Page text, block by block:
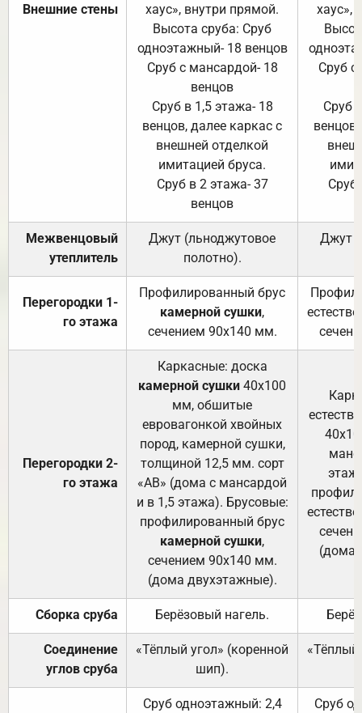
Внешние стены
хаус», внутри прямой.
Высота сруба: Сруб
одноэтажный- 18 венцов
Сруб с мансардой- 18
венцов
Сруб в 1,5 этажа- 18
венцов, далее каркас с
внешней отделкой
имитацией бруса.
Сруб в 2 этажа- 37
венцов
хаус»,
Сруб с
Сруб
Сруб
Межвенцовый
утеплитель
Джут (льноджутовое
полотно).
Джут
Перегородки 1-
го этажа
Профилированный брус
камерной сушки,
сечением 90х140 мм.
Перегородки 2-
го этажа
Каркасные: доска
камерной сушки 40х100
мм, обшитые
евровагонкой хвойных
пород, камерной сушки,
толщиной 12,5 мм. сорт
«АВ» (дома с мансардой
и в 1,5 этажа). Брусовые:
профилированный брус
камерной сушки,
сечением 90х140 мм.
(дома двухэтажные).
(дома
Сборка сруба Берёзовый нагель.
Соединение
углов сруба
«Тёплый угол» (коренной
шип).
«Тёплый
Сруб одноэтажный: 2,4
Сруб